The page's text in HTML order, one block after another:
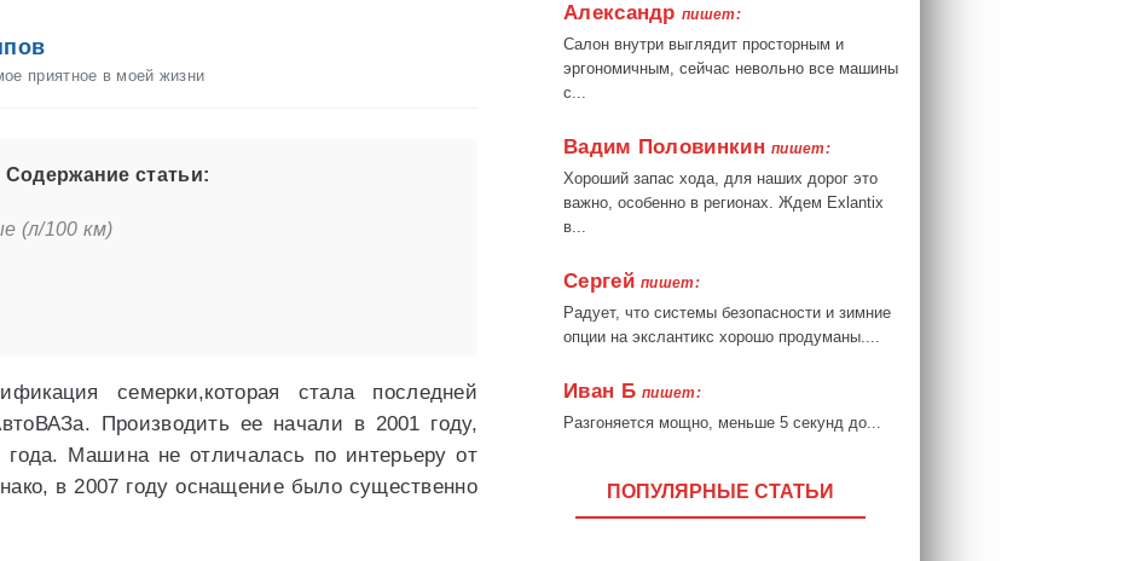
приятное в моей жизни
Содержание статьи:
(л/100 км)
семерки,которая стала последней
Производить ее начали в 2001 году,
года. Машина не отличалась по интерьеру от
в 2007 году оснащение было существенно
Александр пишет:
Салон внутри выглядит просторным и
эргономичным, сейчас невольно все машины
с...
Вадим Половинкинпишет:
Хороший запас хода, для наших дорог это
важно, особенно в регионах. Ждем Exlantix
в...
Сергейпишет:
Радует, что системы безопасности и зимние
опции на экслантикс хорошо продуманы....
Иван Бпишет:
Разгоняется мощно, меньше 5 секунд до...
ПОПУЛЯРНЫЕ СТАТЬИ